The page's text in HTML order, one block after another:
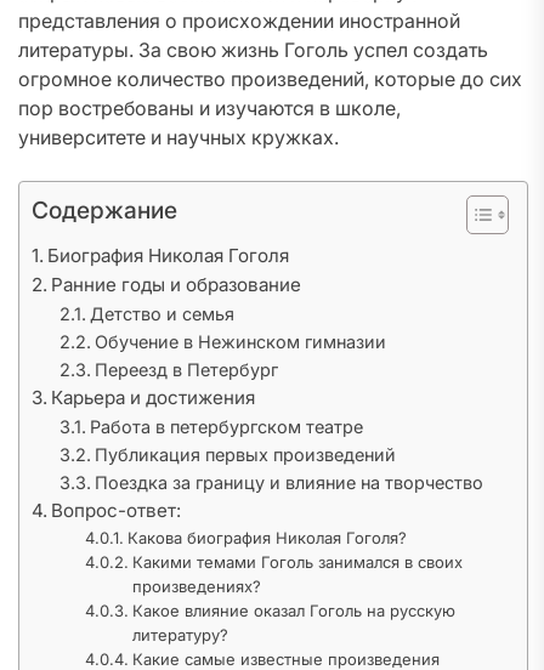
представления о происхождении иностранной
литературы. За свою жизнь Гоголь успел создать
огромное количество произведений, которые до сих
пор востребованы и изучаются в школе,
университете и научных кружках.
Содержание
Биография Николая Гоголя
Ранние годы и образование
Детство и семья
Обучение в Нежинском гимназии
Переезд в Петербург
Карьера и достижения
Работа в петербургском театре
Публикация первых произведений
Поездка за границу и влияние на творчество
Вопрос-ответ:
Какова биография Николая Гоголя?
Какими темами Гоголь занимался в своих
произведениях?
Какое влияние оказал Гоголь на русскую
литературу?
Какие самые известные произведения